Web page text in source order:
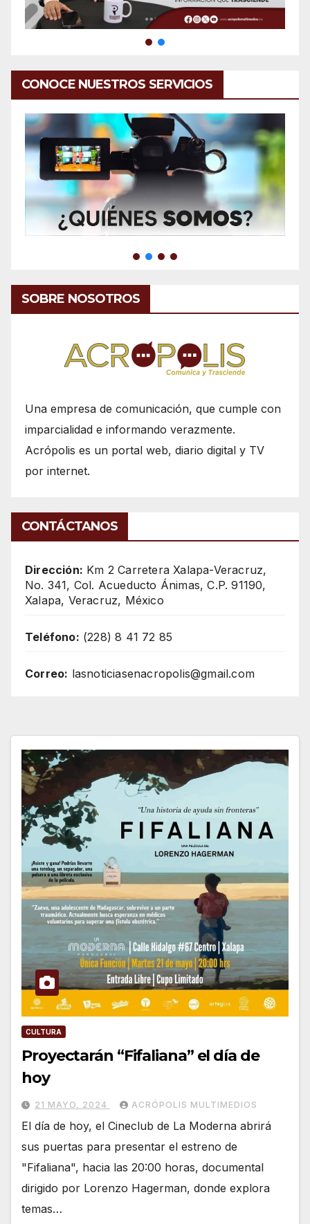
CONOCE NUESTROS SERVICIOS
SOBRE NOSOTROS
Una empresa de comunicación, que cumple con
imparcialidad e informando verazmente.
Acrópolis es un portal web, diario digital y TV
por internet.
CONTÁCTANOS
Dirección: Km 2 Carretera Xalapa-Veracruz,
No. 341, Col. Acueducto Ánimas, C.P. 91190,
Xalapa, Veracruz, México
Teléfono: (228) 8 41 72 85
Correo: lasnoticiasenacropolis@gmail.com
CULTURA
Proyectarán “Fifaliana” el día de
hoy
21 MAYO, 2024 ACRÓPOLIS MULTIMEDIOS
El día de hoy, el Cineclub de La Moderna abrirá
sus puertas para presentar el estreno de
"Fifaliana", hacia las 20:00 horas, documental
dirigido por Lorenzo Hagerman, donde explora
temas…